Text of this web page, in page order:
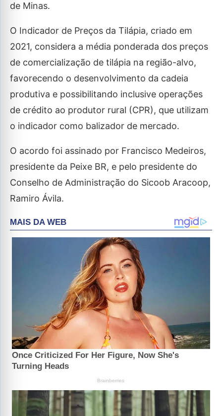
de Minas.
O Indicador de Preços da Tilápia, criado em
2021, considera a média ponderada dos preços
de comercialização de tilápia na região-alvo,
favorecendo o desenvolvimento da cadeia
produtiva e possibilitando inclusive operações
de crédito ao produtor rural (CPR), que utilizam
o indicador como balizador de mercado.
O acordo foi assinado por Francisco Medeiros,
presidente da Peixe BR, e pelo presidente do
Conselho de Administração do Sicoob Aracoop,
Ramiro Ávila.